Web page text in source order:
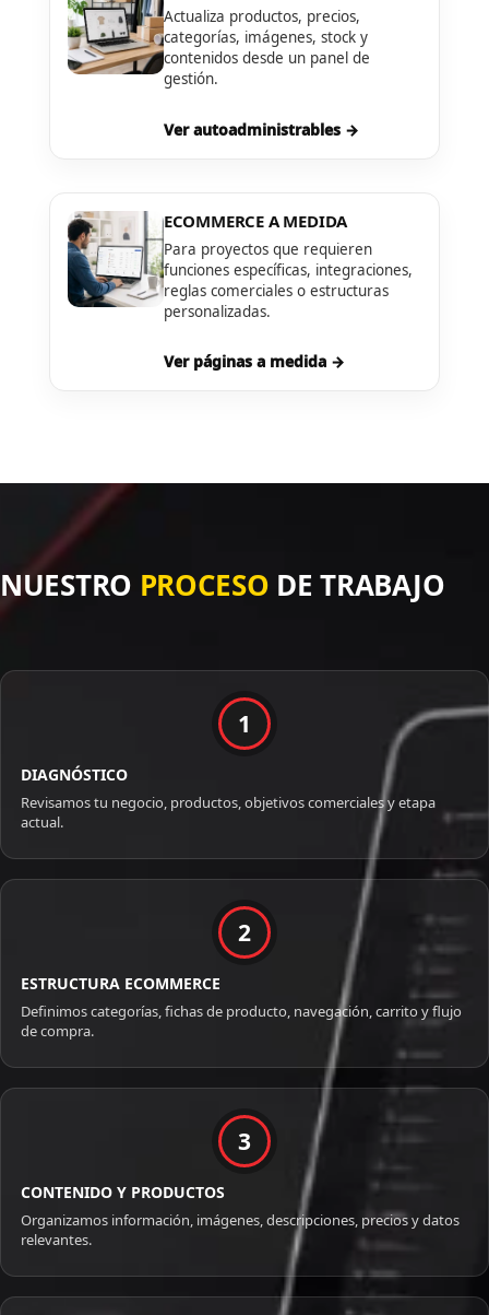
Actualiza productos, precios,
categorías, imágenes, stock y
contenidos desde un panel de
gestión.
Ver autoadministrables →
ECOMMERCE A MEDIDA
Para proyectos que requieren
funciones específicas, integraciones,
reglas comerciales o estructuras
personalizadas.
Ver páginas a medida →
NUESTRO PROCESO DE TRABAJO
1
DIAGNÓSTICO
Revisamos tu negocio, productos, objetivos comerciales y etapa
actual.
2
ESTRUCTURA ECOMMERCE
Definimos categorías, fichas de producto, navegación, carrito y flujo
de compra.
3
CONTENIDO Y PRODUCTOS
Organizamos información, imágenes, descripciones, precios y datos
relevantes.